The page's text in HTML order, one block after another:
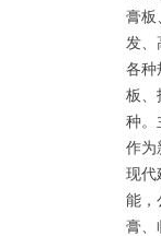
膏板
发、
各种
板、
种。
作为
现代
能，
膏、